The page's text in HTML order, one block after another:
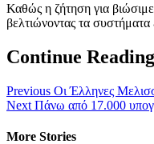
Καθώς η ζήτηση για
βελτιώνοντας τα
Continue Reading
Previous Οι Έλληνες
Next Πάνω από 17.000
More Stories